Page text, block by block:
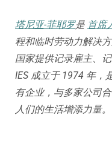
塔尼亚-菲耶罗是 首席
程和临时劳动力解决
国家提供记录雇主、
IES 成立于 1974 年，
有企业，与多家公司
人们的生活增添力量。